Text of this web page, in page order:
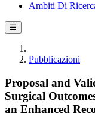
Ambiti Di
☰
Pubblicazioni
Proposal and
Surgical
an Enhanced